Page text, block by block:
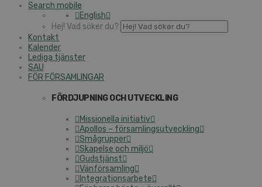
Search mobile
English
Hej! Vad söker du?
Kontakt
Kalender
Lediga tjänster
SAU
FÖR FÖRSAMLINGAR
FÖRDJUPNING OCH UTVECKLING
Missionella initiativ
Apollos – församlingsutveckling
Smågrupper
Skapelse och miljö
Gudstjänst
Vänförsamling
Integrationsarbete